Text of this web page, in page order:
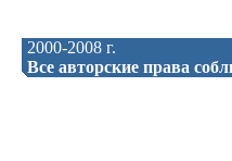
2000-2008 г.
Все авторские права